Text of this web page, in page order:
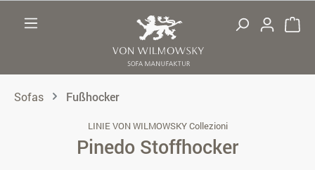
Sofas Fußhocker
LINIE VON WILMOWSKY Collezioni
Pinedo Stoffhocker